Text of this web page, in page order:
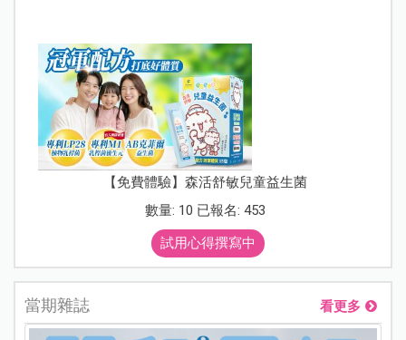
【免費體驗】森活舒敏兒童益生菌
數量: 10 已報名: 453
試用心得撰寫中
當期雜誌 看更多